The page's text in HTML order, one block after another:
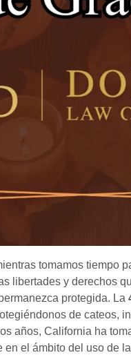
tomamos tiempo
libertades y derechos
protegida. La
de cateos,
años, California ha
el ámbito del uso de